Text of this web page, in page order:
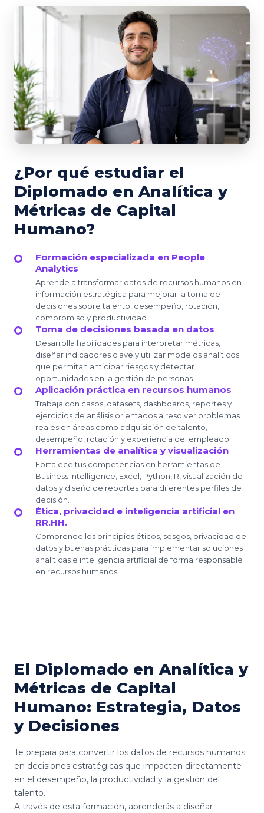
¿Por qué estudiar el
Diplomado en Analítica y
Métricas de Capital
Humano?
Formación especializada en People
Analytics
Aprende a transformar datos de recursos humanos en
información estratégica para mejorar la toma de
decisiones sobre talento, desempeño, rotación,
compromiso y productividad.
Toma de decisiones basada en datos
Desarrolla habilidades para interpretar métricas,
diseñar indicadores clave y utilizar modelos analíticos
que permitan anticipar riesgos y detectar
oportunidades en la gestión de personas.
Aplicación práctica en recursos humanos
Trabaja con casos, datasets, dashboards, reportes y
ejercicios de análisis orientados a resolver problemas
reales en áreas como adquisición de talento,
desempeño, rotación y experiencia del empleado.
Herramientas de analítica y visualización
Fortalece tus competencias en herramientas de
Business Intelligence, Excel, Python, R, visualización de
datos y diseño de reportes para diferentes perfiles de
decisión.
Ética, privacidad e inteligencia artificial en
RR.HH.
Comprende los principios éticos, sesgos, privacidad de
datos y buenas prácticas para implementar soluciones
analíticas e inteligencia artificial de forma responsable
en recursos humanos.
El Diplomado en Analítica y
Métricas de Capital
Humano: Estrategia, Datos
y Decisiones
Te prepara para convertir los datos de recursos humanos
en decisiones estratégicas que impacten directamente
en el desempeño, la productividad y la gestión del
talento.
A través de esta formación, aprenderás a diseñar